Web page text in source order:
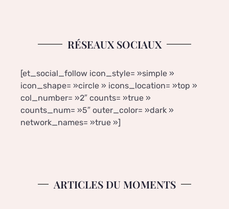
RÉSEAUX SOCIAUX
[et_social_follow icon_style= »simple »
icon_shape= »circle » icons_location= »top »
col_number= »2″ counts= »true »
counts_num= »5″ outer_color= »dark »
network_names= »true »]
ARTICLES DU MOMENTS